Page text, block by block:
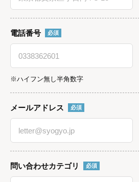
電話番号 必須
※ハイフン無し半角数字
メールアドレス 必須
問い合わせカテゴリ 必須